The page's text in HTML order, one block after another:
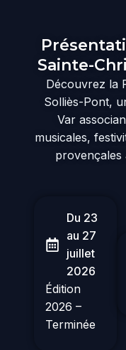
Sainte-
Découvrez la
Solliès-Pont,
Var
musicales,
Du 23
au 27
juillet
2026
Édition
2026 –
Terminée